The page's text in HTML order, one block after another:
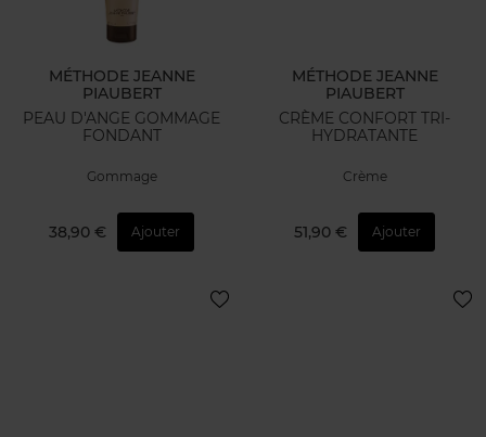
MÉTHODE JEANNE
PIAUBERT
PEAU D'ANGE GOMMAGE
FONDANT
Gommage
38,90 € Ajouter
MÉTHODE JEANNE
PIAUBERT
CRÈME CONFORT TRI-
HYDRATANTE
Crème
51,90 € Ajouter